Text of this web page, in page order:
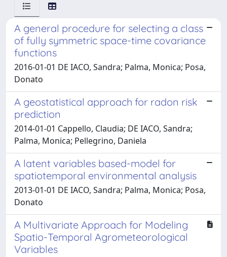
A general procedure for selecting a class
of fully symmetric space-time covariance
functions
2016-01-01 DE IACO, Sandra; Palma, Monica; Posa,
Donato
A geostatistical approach for radon risk
prediction
2014-01-01 Cappello, Claudia; DE IACO, Sandra;
Palma, Monica; Pellegrino, Daniela
A latent variables based-model for
spatiotemporal environmental analysis
2013-01-01 DE IACO, Sandra; Palma, Monica; Posa,
Donato
A Multivariate Approach for Modeling
Spatio-Temporal Agrometeorological
Variables